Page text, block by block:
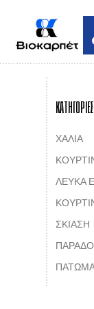
ΚΑΤΗΓΟΡΙΕΣ
ΧΑΛΙΑ
ΛΕΥΚΑ
ΣΚΙΑΣΗ
ΠΑΤΩΜΑ